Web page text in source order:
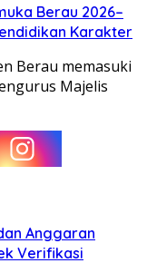
Berau 2026–
Karakter
Berau memasuki
Majelis
Anggaran
Verifikasi